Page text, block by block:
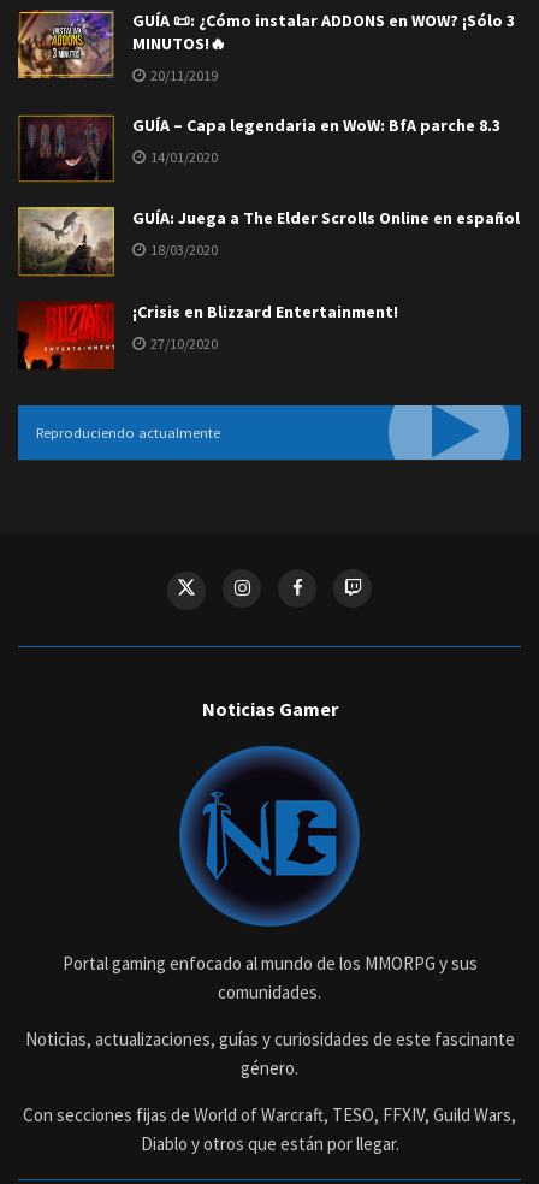
GUÍA 📜: ¿Cómo instalar ADDONS en WOW? ¡Sólo 3
MINUTOS!🔥
20/11/2019
GUÍA – Capa legendaria en WoW: BfA parche 8.3
14/01/2020
GUÍA: Juega a The Elder Scrolls Online en español
18/03/2020
¡Crisis en Blizzard Entertainment!
27/10/2020
Reproduciendo actualmente
Noticias Gamer
Portal gaming enfocado al mundo de los MMORPG y sus
comunidades.
Noticias, actualizaciones, guías y curiosidades de este fascinante
género.
Con secciones fijas de World of Warcraft, TESO, FFXIV, Guild Wars,
Diablo y otros que están por llegar.